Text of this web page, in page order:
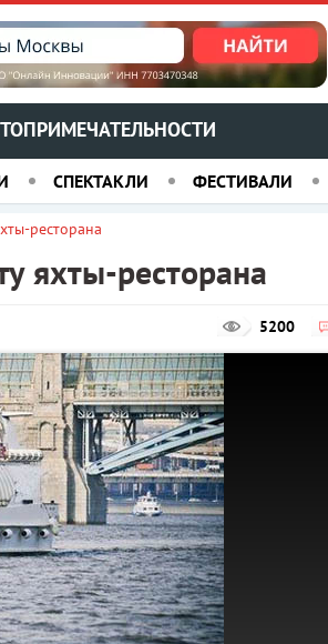
СПЕКТАКЛИ ФЕСТИВАЛИ
ресторана
яхты-ресторана
5200